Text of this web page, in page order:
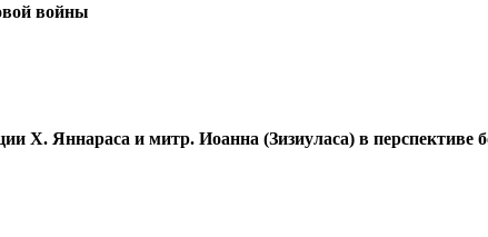
войны
Х. Яннараса и митр. Иоанна (Зизиуласа) в перспективе